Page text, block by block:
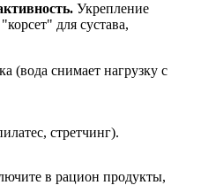
Укрепление
для сустава,
(вода снимает нагрузку с
стретчинг).
в рацион продукты,